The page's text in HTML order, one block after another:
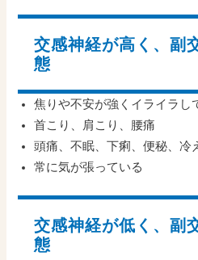
交感神経が高く、副
態
焦りや不安が強くイライラし
首こり、肩こり、腰痛
頭痛、不眠、下痢、便秘、冷
常に気が張っている
交感神経が低く、副
態